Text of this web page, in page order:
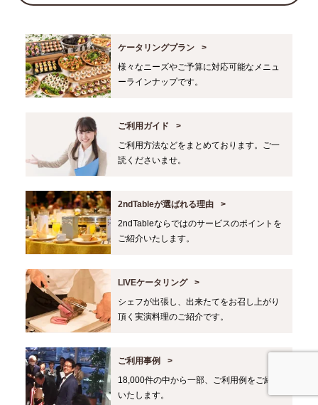
ケータリングプラン
様々なニーズやご予算に対応可能なメニュ
ーラインナップです。
ご利用ガイド
ご利用方法などをまとめております。ご一
読くださいませ。
2ndTableが選ばれる理由
2ndTableならではのサービスのポイントを
ご紹介いたします。
LIVEケータリング
シェフが出張し、出来たてをお召し上がり
頂く実演料理のご紹介です。
ご利用事例
18,000件の中から一部、ご利用例をご紹介
いたします。